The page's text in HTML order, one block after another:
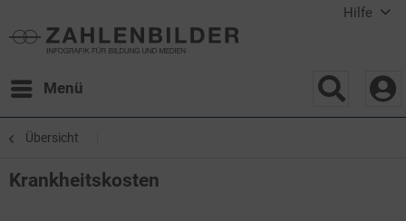
Hilfe
Menü
Übersicht
Krankheitskosten